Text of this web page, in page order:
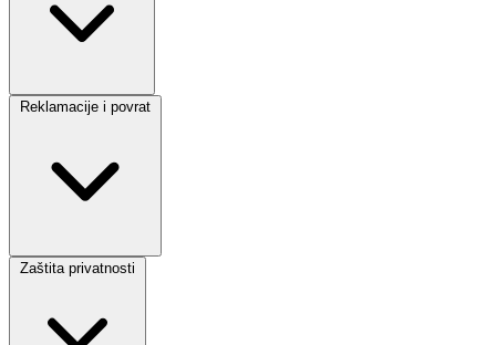
Reklamacije i povrat
Zaštita privatnosti